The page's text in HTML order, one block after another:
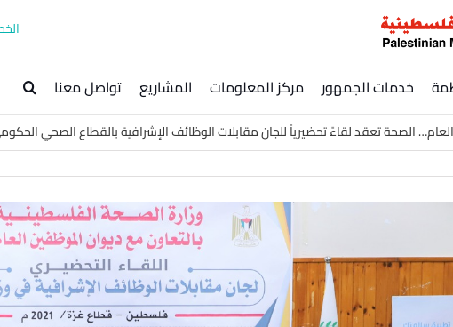
خدمات الجمهور مركز المعلومات المشاريع تواصل معنا
الصحة تعقد لقاءً تحضيرياً للجان مقابلات الوظائف الإشرافية بالقطاع الصحي